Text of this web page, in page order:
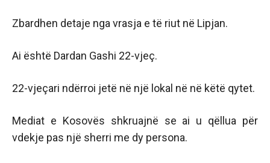
Zbardhen detaje nga vrasja e të riut në Lipjan.
Ai është Dardan Gashi 22-vjeç.
22-vjeçari ndërroi jetë në një lokal në në këtë qytet.
Mediat e Kosovës shkruajnë se ai u qëllua për
vdekje pas një sherri me dy persona.